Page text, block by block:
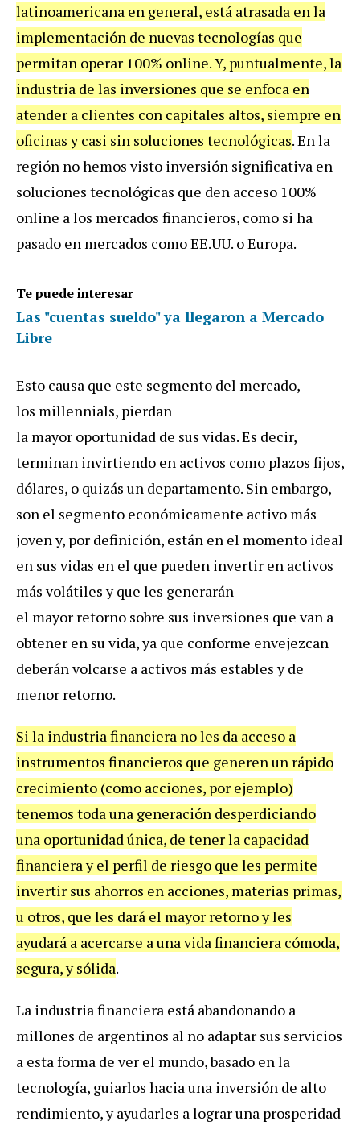
latinoamericana en general, está atrasada en la
implementación de nuevas tecnologías que
permitan operar 100% online. Y, puntualmente, la
industria de las inversiones que se enfoca en
atender a clientes con capitales altos, siempre en
oficinas y casi sin soluciones tecnológicas. En la
región no hemos visto inversión significativa en
soluciones tecnológicas que den acceso 100%
online a los mercados financieros, como si ha
pasado en mercados como EE.UU. o Europa.
Te puede interesar
Las "cuentas sueldo" ya llegaron a Mercado
Libre
Esto causa que este segmento del mercado,
los millennials, pierdan
la mayor oportunidad de sus vidas. Es decir,
terminan invirtiendo en activos como plazos fijos,
dólares, o quizás un departamento. Sin embargo,
son el segmento económicamente activo más
joven y, por definición, están en el momento ideal
en sus vidas en el que pueden invertir en activos
más volátiles y que les generarán
el mayor retorno sobre sus inversiones que van a
obtener en su vida, ya que conforme envejezcan
deberán volcarse a activos más estables y de
menor retorno.
Si la industria financiera no les da acceso a
instrumentos financieros que generen un rápido
crecimiento (como acciones, por ejemplo)
tenemos toda una generación desperdiciando
una oportunidad única, de tener la capacidad
financiera y el perfil de riesgo que les permite
invertir sus ahorros en acciones, materias primas,
u otros, que les dará el mayor retorno y les
ayudará a acercarse a una vida financiera cómoda,
segura, y sólida.
La industria financiera está abandonando a
millones de argentinos al no adaptar sus servicios
a esta forma de ver el mundo, basado en la
tecnología, guiarlos hacia una inversión de alto
rendimiento, y ayudarles a lograr una prosperidad